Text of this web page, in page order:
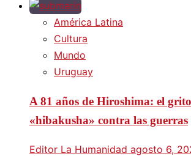
América Latina
Cultura
Mundo
Uruguay
A 81 años de Hiroshima: el
«hibakusha» contra las guerras
Editor La Humanidad agosto 6,